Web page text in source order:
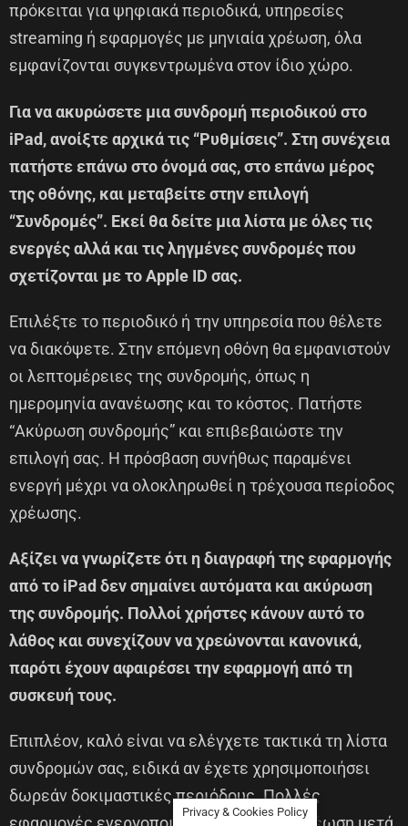
πρόκειται για ψηφιακά περιοδικά, υπηρεσίες
streaming ή εφαρμογές με μηνιαία χρέωση, όλα
εμφανίζονται συγκεντρωμένα στον ίδιο χώρο.
Για να ακυρώσετε μια συνδρομή περιοδικού στο
iPad, ανοίξτε αρχικά τις “Ρυθμίσεις”. Στη συνέχεια
πατήστε επάνω στο όνομά σας, στο επάνω μέρος
της οθόνης, και μεταβείτε στην επιλογή
“Συνδρομές”. Εκεί θα δείτε μια λίστα με όλες τις
ενεργές αλλά και τις ληγμένες συνδρομές που
σχετίζονται με το Apple ID σας.
Επιλέξτε το περιοδικό ή την υπηρεσία που θέλετε
να διακόψετε. Στην επόμενη οθόνη θα εμφανιστούν
οι λεπτομέρειες της συνδρομής, όπως η
ημερομηνία ανανέωσης και το κόστος. Πατήστε
“Ακύρωση συνδρομής” και επιβεβαιώστε την
επιλογή σας. Η πρόσβαση συνήθως παραμένει
ενεργή μέχρι να ολοκληρωθεί η τρέχουσα περίοδος
χρέωσης.
Αξίζει να γνωρίζετε ότι η διαγραφή της εφαρμογής
από το iPad δεν σημαίνει αυτόματα και ακύρωση
της συνδρομής. Πολλοί χρήστες κάνουν αυτό το
λάθος και συνεχίζουν να χρεώνονται κανονικά,
παρότι έχουν αφαιρέσει την εφαρμογή από τη
συσκευή τους.
Επιπλέον, καλό είναι να ελέγχετε τακτικά τη λίστα
συνδρομών σας, ειδικά αν έχετε χρησιμοποιήσει
δωρεάν δοκιμαστικές περιόδους. Πολλές
Privacy & Cookies Policy